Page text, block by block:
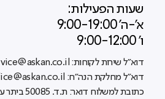
שעות הפעילות:
א'-ה' 9:00-19:00
ו' 9:00-12:00
דוא"ל שירות לקוחות: service@askan.co.il
דוא"ל מחלקת הנה"ח: office@askan.co.il
כתובת למשלוח דואר: ת.ד. 50085 ביתר עילית